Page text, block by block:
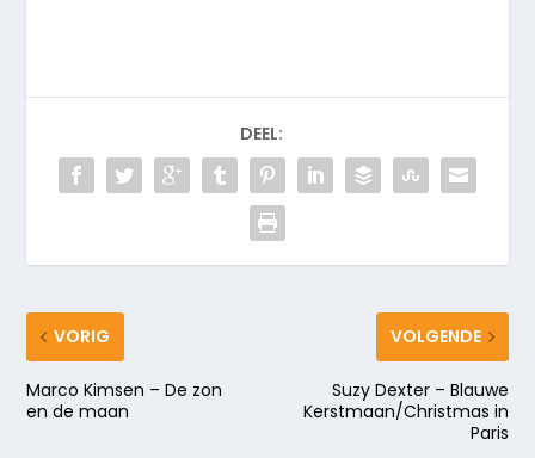
DEEL:
VORIG
Marco Kimsen – De zon
en de maan
VOLGENDE
Suzy Dexter – Blauwe
Kerstmaan/Christmas in
Paris